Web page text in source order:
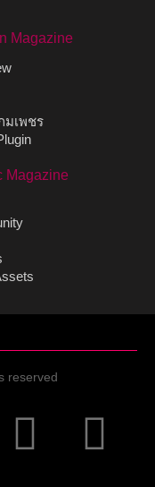
Magazine
มเพชร
Magazine
reserved